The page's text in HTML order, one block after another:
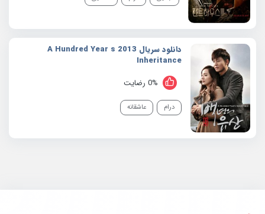
دانلود سریال 2013 A Hundred Year s
Inheritance
0% رضایت
درام عاشقانه